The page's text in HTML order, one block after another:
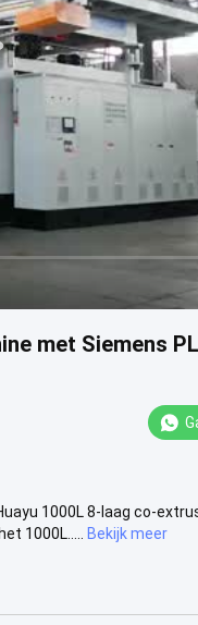
met Siemens
1000L 8-laag co-
1000L.....
Bekijk meer